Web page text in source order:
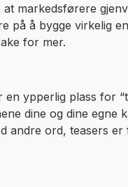
at markedsførere
på å bygge virkelig
for mer.
en ypperlig plass for
dine og dine egne
andre ord, teasers